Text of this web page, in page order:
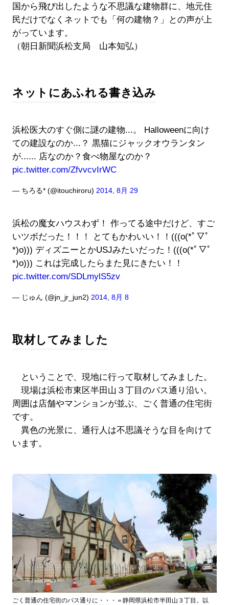
国から飛び出したような不思議な建物群に、地元住
民だけでなくネットでも「何の建物？」との声が上
がっています。
（朝日新聞浜松支局 山本知弘）
ネットにあふれる書き込み
浜松医大のすぐ側に謎の建物...。 Halloweenに向け
ての建設なのか...？ 黒猫にジャックオウランタン
が...... 店なのか？食べ物屋なのか？
pic.twitter.com/ZfvvcvIrWC
— ちろる* (@itouchiroru) 2014, 8月 29
浜松の魔女ハウスわず！ 作ってる途中だけど、すご
いツボだった！！！ とてもかわいい！！(((o(*ﾟ▽ﾟ
*)o))) ディズニーとかUSJみたいだった！(((o(*ﾟ▽ﾟ
*)o))) これは完成したらまた見にきたい！！
pic.twitter.com/SDLmylS5zv
— じゅん (@jn_jr_jun2) 2014, 8月 8
取材してみました
ということで、現地に行って取材してみました。
現場は浜松市東区半田山３丁目のバス通り沿い。
周囲は店舗やマンションが並ぶ、ごく普通の住宅街
です。
異色の光景に、通行人は不思議そうな目を向けて
います。
ごく普通の住宅街のバス通りに・・・＝静岡県浜松市半田山３丁目。以